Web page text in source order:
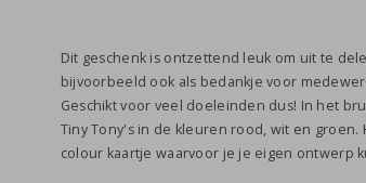
Dit geschenk is ontzettend leuk om uit te
bijvoorbeeld ook als bedankje voor
Geschikt voor veel doeleinden dus! In het
Tiny Tony's in de kleuren rood, wit en
colour kaartje waarvoor je je eigen ontwerp